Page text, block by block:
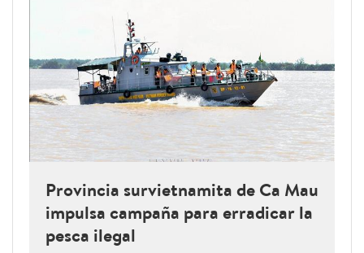
Provincia survietnamita de Ca Mau
impulsa campaña para erradicar la
pesca ilegal